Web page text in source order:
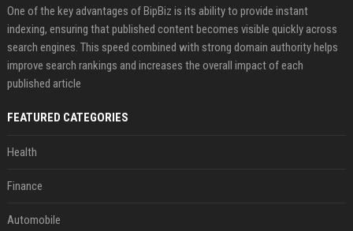
One of the key advantages of BipBiz is its ability to provide instant
indexing, ensuring that published content becomes visible quickly across
search engines. This speed combined with strong domain authority helps
improve search rankings and increases the overall impact of each
published article
FEATURED CATEGORIES
Health
Finance
Automobile